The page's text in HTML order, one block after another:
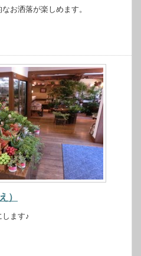
お洒落が楽しめます。
）
ます♪